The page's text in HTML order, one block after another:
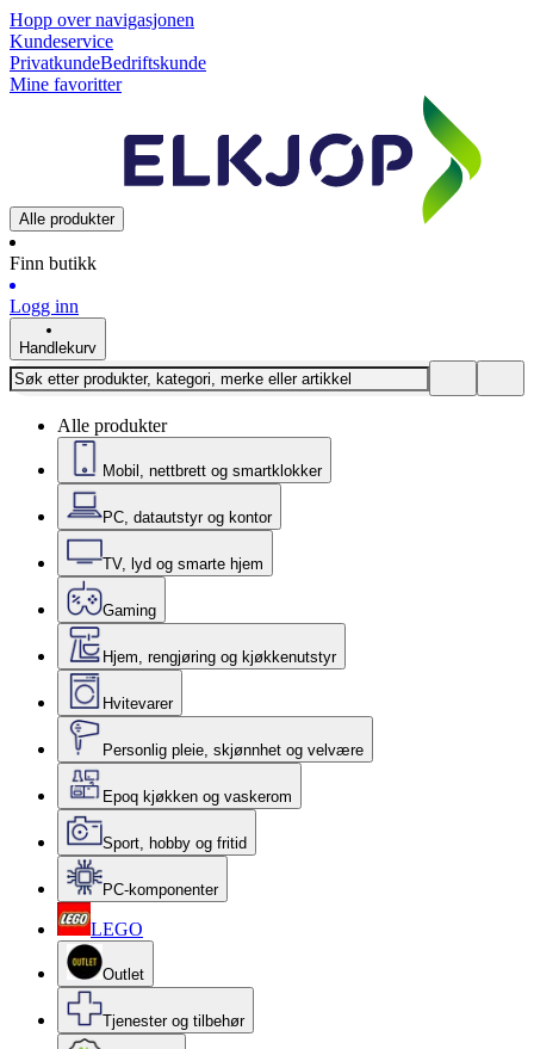
Hopp over navigasjonen
Kundeservice
PrivatkundeBedriftskunde
Mine favoritter
Alle produkter
Finn butikk
Logg inn
Handlekurv
Alle produkter
Mobil, nettbrett og smartklokker
PC, datautstyr og kontor
TV, lyd og smarte hjem
Gaming
Hjem, rengjøring og kjøkkenutstyr
Hvitevarer
Personlig pleie, skjønnhet og velvære
Epoq kjøkken og vaskerom
Sport, hobby og fritid
PC-komponenter
LEGO
Outlet
Tjenester og tilbehør